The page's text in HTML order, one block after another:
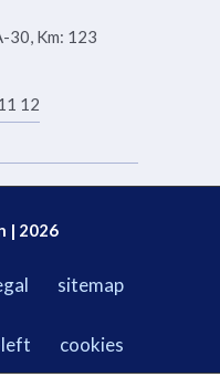
30, Km: 123
12
| 2026
sitemap
cookies